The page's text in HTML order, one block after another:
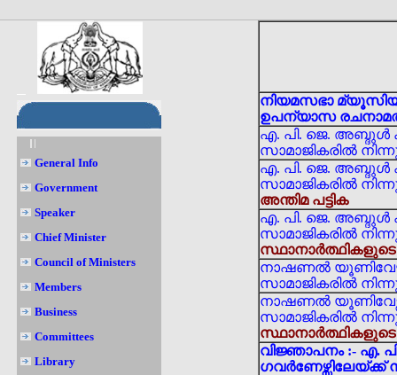
General Info
Government
Speaker
Chief Minister
Council of Ministers
Members
Business
Committees
Library
നിയമസഭാ
ഉപന്യാസ
എ. പി. ജെ. അബ്ദുൾ
സാമാജികരിൽ
എ. പി. ജെ. അബ്ദുൾ
സാമാജികരിൽ
അന്തിമ പട്ടിക
എ. പി. ജെ. അബ്ദുൾ
സാമാജികരിൽ
സ്ഥാനാർത്ഥികളുടെ
നാഷണൽ
സാമാജികരിൽ
നാഷണൽ
സാമാജികരിൽ
സ്ഥാനാർത്ഥികളുടെ
വിജ്ഞാപനം :- എ.
ഗവർണേഴ്സിലേയ്ക്ക്